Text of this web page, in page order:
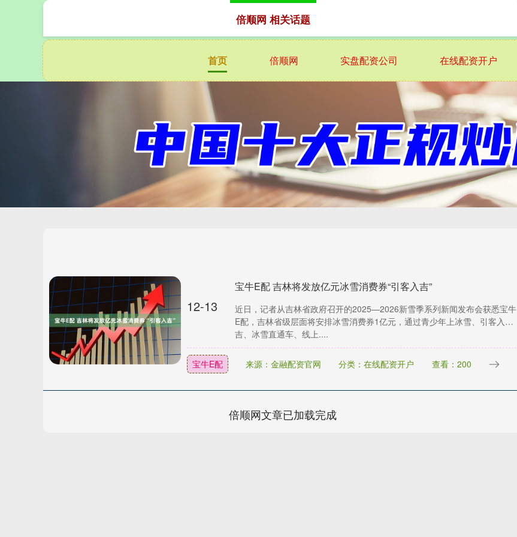
首页 倍顺网 实盘配资公司 在线配资开户
倍顺网 相关话题
12-13
宝牛E配 吉林将发放亿元冰雪消费券“引客入吉”
近日，记者从吉林省政府召开的2025—2026新雪季系列新闻发布会获悉宝牛
E配，吉林省级层面将安排冰雪消费券1亿元，通过青少年上冰雪、引客入
吉、冰雪直通车、线上....
宝牛E配 来源：金融配资官网 分类：在线配资开户 查看：200
倍顺网文章已加载完成